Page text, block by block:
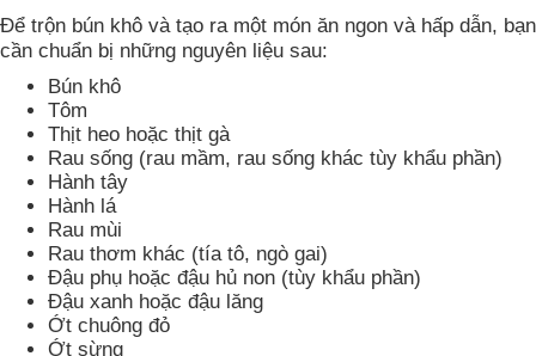
Để trộn bún khô và tạo ra một món ăn ngon và hấp dẫn, bạn
cần chuẩn bị những nguyên liệu sau:
Bún khô
Tôm
Thịt heo hoặc thịt gà
Rau sống (rau mầm, rau sống khác tùy khẩu phần)
Hành tây
Hành lá
Rau mùi
Rau thơm khác (tía tô, ngò gai)
Đậu phụ hoặc đậu hủ non (tùy khẩu phần)
Đậu xanh hoặc đậu lăng
Ớt chuông đỏ
Ớt sừng